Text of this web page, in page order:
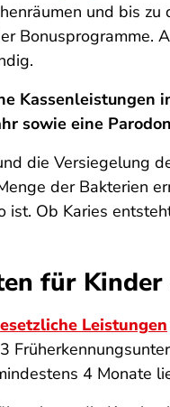
und bis
sowie eine
die Versiegelung
der Bakterien
ist. Ob Karies
für
Leistungen
4 Monate